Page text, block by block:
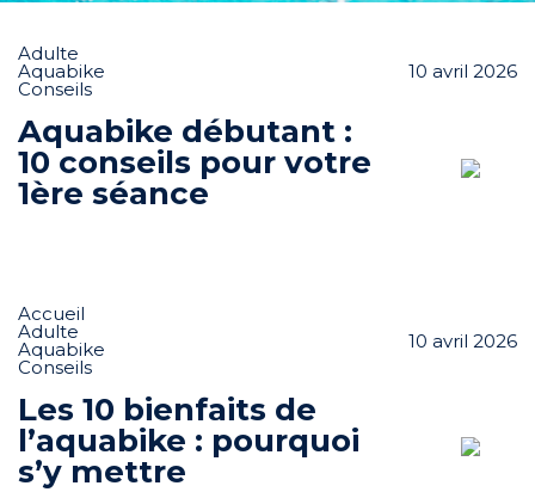
Adulte
Aquabike
Conseils
10 avril 2026
Aquabike débutant :
10 conseils pour votre
1ère séance
Accueil
Adulte
Aquabike
Conseils
10 avril 2026
Les 10 bienfaits de
l’aquabike : pourquoi
s’y mettre